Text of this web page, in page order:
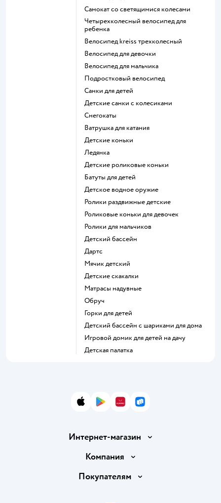
Самокат со светящимися колесами
Четырехколесный велосипед для
ребенка
Велосипед kreiss трехколесный
Велосипед для девочки
Велосипед для мальчика
Подростковый велосипед
Санки для детей
Детские санки с колесиками
Снегокаты
Ватрушка для катания
Детские коньки
Ледянка
Детские роликовые коньки
Батуты для детей
Детское водное оружие
Ролики раздвижные детские
Роликовые коньки для девочек
Ролики для мальчиков
Детский бассейн
Дартс
Мячик детский
Детские скакалки
Матрасы надувные
Обруч
Горки для детей
Детский бассейн с шариками для дома
Игровой домик для детей на дачу
Детская палатка
App StoreGoogle Play
AppGallery
RuStore
Интернет-магазин
Доставка и оплата
Правила продажи
Компания
Вакансии
Покупателям